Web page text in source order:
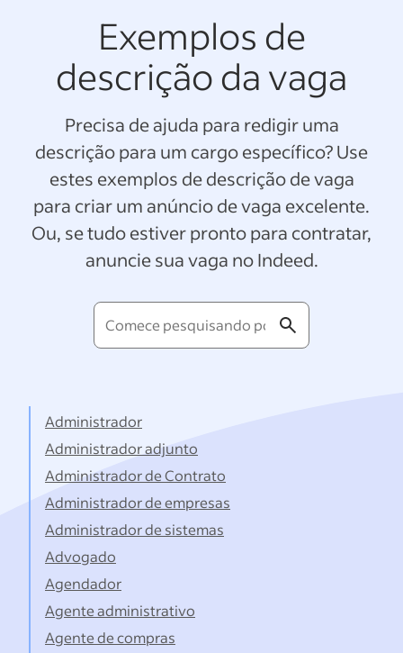
Exemplos de
descrição da vaga
Precisa de ajuda para redigir uma
descrição para um cargo específico? Use
estes exemplos de descrição de vaga
para criar um anúncio de vaga excelente.
Ou, se tudo estiver pronto para contratar,
anuncie sua vaga no Indeed.
Comece
pesquisando
Administrador
Administrador adjunto
Administrador de Contrato
Administrador de empresas
Administrador de sistemas
Advogado
Agendador
Agente administrativo
Agente de compras